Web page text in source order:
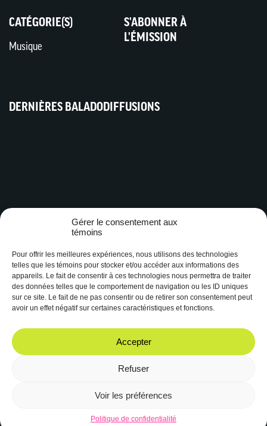
Gérer le consentement aux
témoins
Pour offrir les meilleures expériences, nous utilisons des technologies
telles que les témoins pour stocker et/ou accéder aux informations des
appareils. Le fait de consentir à ces technologies nous permettra de traiter
des données telles que le comportement de navigation ou les ID uniques
sur ce site. Le fait de ne pas consentir ou de retirer son consentement peut
avoir un effet négatif sur certaines caractéristiques et fonctions.
Accepter
Refuser
Voir les préférences
Politique de confidentialité
CATÉGORIE(S)
Musique
S'ABONNER À
L'ÉMISSION
DERNIÈRES BALADODIFFUSIONS
Depuis 1997, CHYZ 94.3 est la radio des étudiant.es de l’Université
Laval. Elle constitue un espace de création radiophonique unique.
Instagram
Site web réalisé par